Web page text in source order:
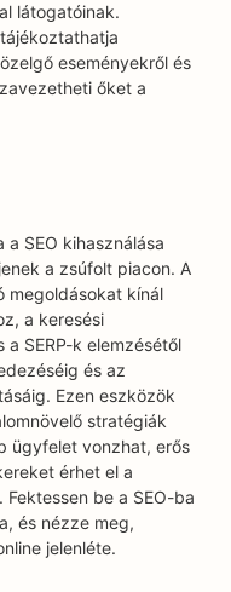
látogatóinak.
eseményekről és
őket a
SEO kihasználása
a zsúfolt piacon. A
megoldásokat kínál
a keresési
SERP-k elemzésétől
és az
Ezen eszközök
stratégiák
ügyfelet vonzhat, erős
érhet el a
be a SEO-ba
és nézze meg,
jelenléte.